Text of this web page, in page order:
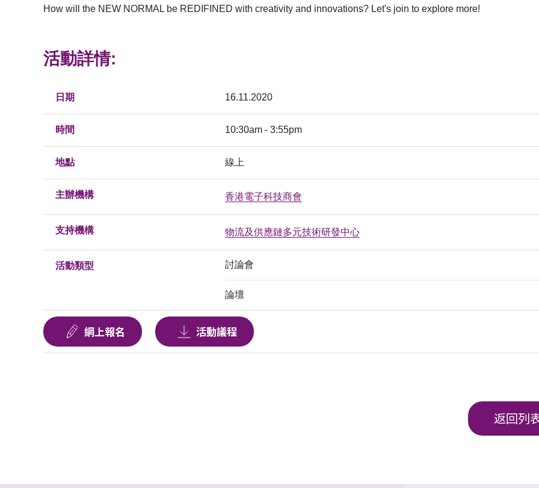
How will the NEW NORMAL be REDIFINED with creativity and innovations? Let's join to explore more!
活動詳情:
日期 16.11.2020
時間 10:30am - 3:55pm
地點 線上
主辦機構 香港電子科技商會
支持機構 物流及供應鏈多元技術研發中心
活動類型 討論會
論壇
網上報名 活動議程
返回列